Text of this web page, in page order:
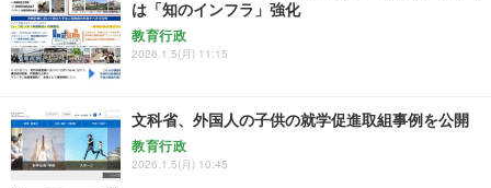
は「知のインフラ」強化
教育行政
2026.1.5(月) 11:15
文科省、外国人の子供の就学促進取組事例を公開
教育行政
2026.1.5(月) 10:45